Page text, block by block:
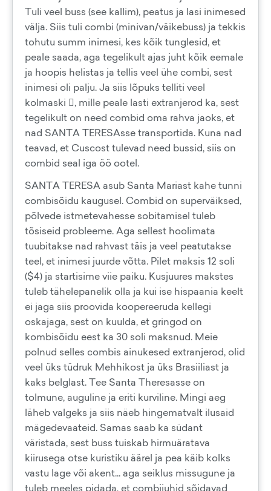
Tuli veel buss (see kallim), peatus ja lasi inimesed
välja. Siis tuli combi (minivan/väikebuss) ja tekkis
tohutu summ inimesi, kes kõik tunglesid, et
peale saada, aga tegelikult ajas juht kõik eemale
ja hoopis helistas ja tellis veel ühe combi, sest
inimesi oli palju. Ja siis lõpuks telliti veel
kolmaski , mille peale lasti extranjerod ka, sest
tegelikult on need combid oma rahva jaoks, et
nad SANTA TERESAsse transportida. Kuna nad
teavad, et Cuscost tulevad need bussid, siis on
combid seal iga öö ootel.
SANTA TERESA asub Santa Mariast kahe tunni
combisõidu kaugusel. Combid on superväiksed,
põlvede istmetevahesse sobitamisel tuleb
tõsiseid probleeme. Aga sellest hoolimata
tuubitakse nad rahvast täis ja veel peatutakse
teel, et inimesi juurde võtta. Pilet maksis 12 soli
($4) ja startisime viie paiku. Kusjuures makstes
tuleb tähelepanelik olla ja kui ise hispaania keelt
ei jaga siis proovida koopereeruda kellegi
oskajaga, sest on kuulda, et gringod on
kombisõidu eest ka 30 soli maksnud. Meie
polnud selles combis ainukesed extranjerod, olid
veel üks tüdruk Mehhikost ja üks Brasiiliast ja
kaks belglast. Tee Santa Theresasse on
tolmune, auguline ja eriti kurviline. Mingi aeg
läheb valgeks ja siis näeb hingematvalt ilusaid
mägedevaateid. Samas saab ka südant
väristada, sest buss tuiskab hirmuäratava
kiirusega otse kuristiku äärel ja pea käib kolks
vastu lage või akent... aga seiklus missugune ja
tuleb meeles pidada, et combijuhid sõidavad